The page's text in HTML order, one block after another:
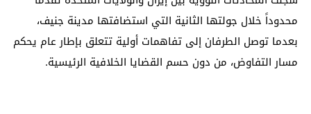
محدوداً خلال جولتها الثانية التي استضافتها مدينة جنيف،
بعدما توصل الطرفان إلى تفاهمات أولية تتعلق بإطار عام يحكم
مسار التفاوض، من دون حسم القضايا الخلافية الرئيسية.